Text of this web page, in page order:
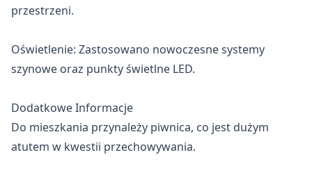
przestrzeni.
Oświetlenie: Zastosowano nowoczesne systemy
szynowe oraz punkty świetlne LED.
Dodatkowe Informacje
Do mieszkania przynależy piwnica, co jest dużym
atutem w kwestii przechowywania.